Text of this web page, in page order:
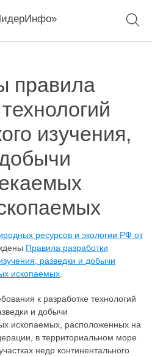
правила
изучения,
ресурсов и экологии РФ от
Правила разработки
разведки и добычи
ископаемых
к разработке технологий
и добычи
ископаемых, расположенных на
в территориальном море
недр континентального